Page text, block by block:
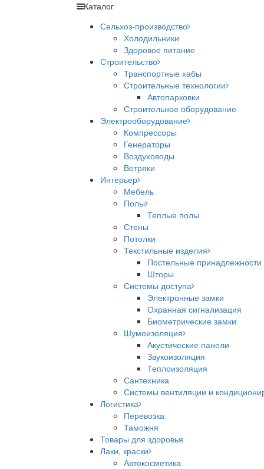
Каталог
Сельхоз-производство
Холодильники
Здоровое питание
Строительство
Транспортные хабы
Строительные технологии
Автопарковки
Строительное оборудование
Электрооборудование
Компрессоры
Генераторы
Воздуховоды
Ветряки
Интерьер
Мебель
Полы
Теплые полы
Стены
Потолки
Текстильные изделия
Постельные принадлежности
Шторы
Системы доступа
Электронные замки
Охранная сигнализация
Биометрические замки
Шумоизоляция
Акустические панели
Звукоизоляция
Теплоизоляция
Сантехника
Системы вентиляции и
Логистика
Перевозка
Таможня
Товары для здоровья
Лаки, краски
Автокосметика